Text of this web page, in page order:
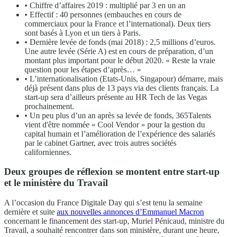
• Chiffre d’affaires 2019 : multiplié par 3 en un an
• Effectif : 40 personnes (embauches en cours de
commerciaux pour la France et l’international). Deux tiers
sont basés à Lyon et un tiers à Paris.
• Dernière levée de fonds (mai 2018) : 2,5 millions d’euros.
Une autre levée (Série A) est en cours de préparation, d’un
montant plus important pour le début 2020. « Reste la vraie
question pour les étapes d’après… »
• L’internationalisation (Etats-Unis, Singapour) démarre, mais
déjà présent dans plus de 13 pays via des clients français. La
start-up sera d’ailleurs présente au HR Tech de las Vegas
prochainement.
• Un peu plus d’un an après sa levée de fonds, 365Talents
vient d'être nommée « Cool Vendor » pour la gestion du
capital humain et l’amélioration de l’expérience des salariés
par le cabinet Gartner, avec trois autres sociétés
californiennes.
Deux groupes de réflexion se montent entre start-up
et le ministère du Travail
A l’occasion du France Digitale Day qui s’est tenu la semaine
dernière et suite aux nouvelles annonces d’Emmanuel Macron
concernant le financement des start-up, Muriel Pénicaud, ministre du
Travail, a souhaité rencontrer dans son ministère, durant une heure,